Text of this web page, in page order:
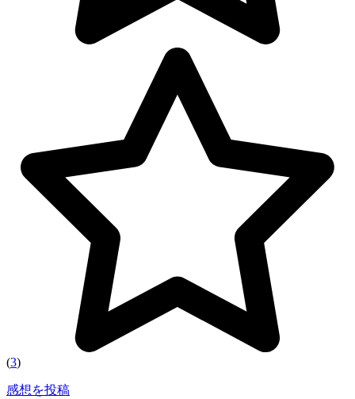
(3)
感想を投稿